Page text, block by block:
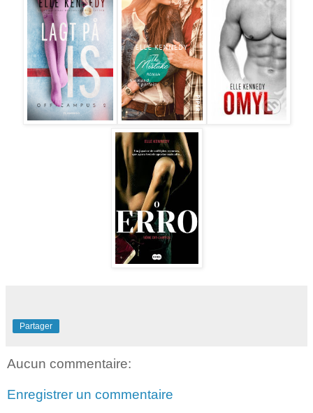
Partager
Aucun commentaire:
Enregistrer un commentaire